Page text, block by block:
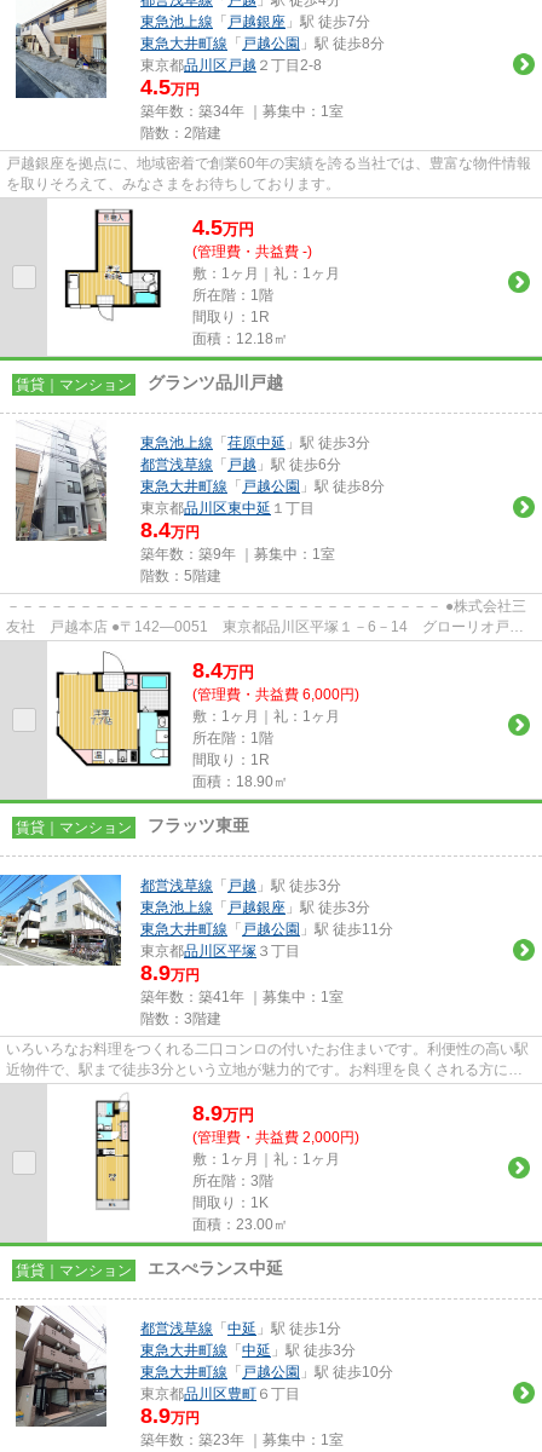
東急池上線 「 戸越銀座 」駅 徒歩7分
東急大井町線 「 戸越公園 」駅 徒歩8分
東京都品川区 戸越 ２丁目2-8
4.5万円
築年数：築34年 ｜募集中： 1室
階数：2階建
戸越銀座を拠点に、地域密着で創業60年の実績を誇る当社では、豊富な物件情報
を取りそろえて、みなさまをお待ちしております。
4.5万円
(管理費・共益費 -)
敷：1ヶ月｜礼：1ヶ月
所在階：1階
間取り：1R
面積：12.18㎡
賃貸｜マンション グランツ品川戸越
東急池上線 「 荏原中延 」駅 徒歩3分
都営浅草線 「 戸越 」駅 徒歩6分
東急大井町線 「 戸越公園 」駅 徒歩8分
東京都品川区東中延 １丁目
8.4万円
築年数：築9年 ｜募集中： 1室
階数：5階建
－－－－－－－－－－－－－－－－－－－－－－－－－－－－－－ ●株式会社三
友社 戸越本店 ●〒142―0051 東京都品川区平塚１－6－14 グローリオ戸越
銀座1階 ●TEL：03-3783-1218...
8.4万円
(管理費・共益費 6,000円)
敷：1ヶ月｜礼：1ヶ月
所在階：1階
間取り：1R
面積：18.90㎡
賃貸｜マンション フラッツ東亜
都営浅草線 「 戸越 」駅 徒歩3分
東急池上線 「 戸越銀座 」駅 徒歩3分
東急大井町線 「 戸越公園 」駅 徒歩11分
東京都品川区平塚 ３丁目
8.9万円
築年数：築41年 ｜募集中： 1室
階数：3階建
いろいろなお料理をつくれる二口コンロの付いたお住まいです。利便性の高い駅
近物件で、駅まで徒歩3分という立地が魅力的です。お料理を良くされる方には
システムキッチン付きのこちら...
8.9万円
(管理費・共益費 2,000円)
敷：1ヶ月｜礼：1ヶ月
所在階：3階
間取り：1K
面積：23.00㎡
賃貸｜マンション エスぺランス中延
都営浅草線 「 中延 」駅 徒歩1分
東急大井町線 「 中延 」駅 徒歩3分
東急大井町線 「 戸越公園 」駅 徒歩10分
東京都品川区豊町 ６丁目
8.9万円
築年数：築23年 ｜募集中： 1室